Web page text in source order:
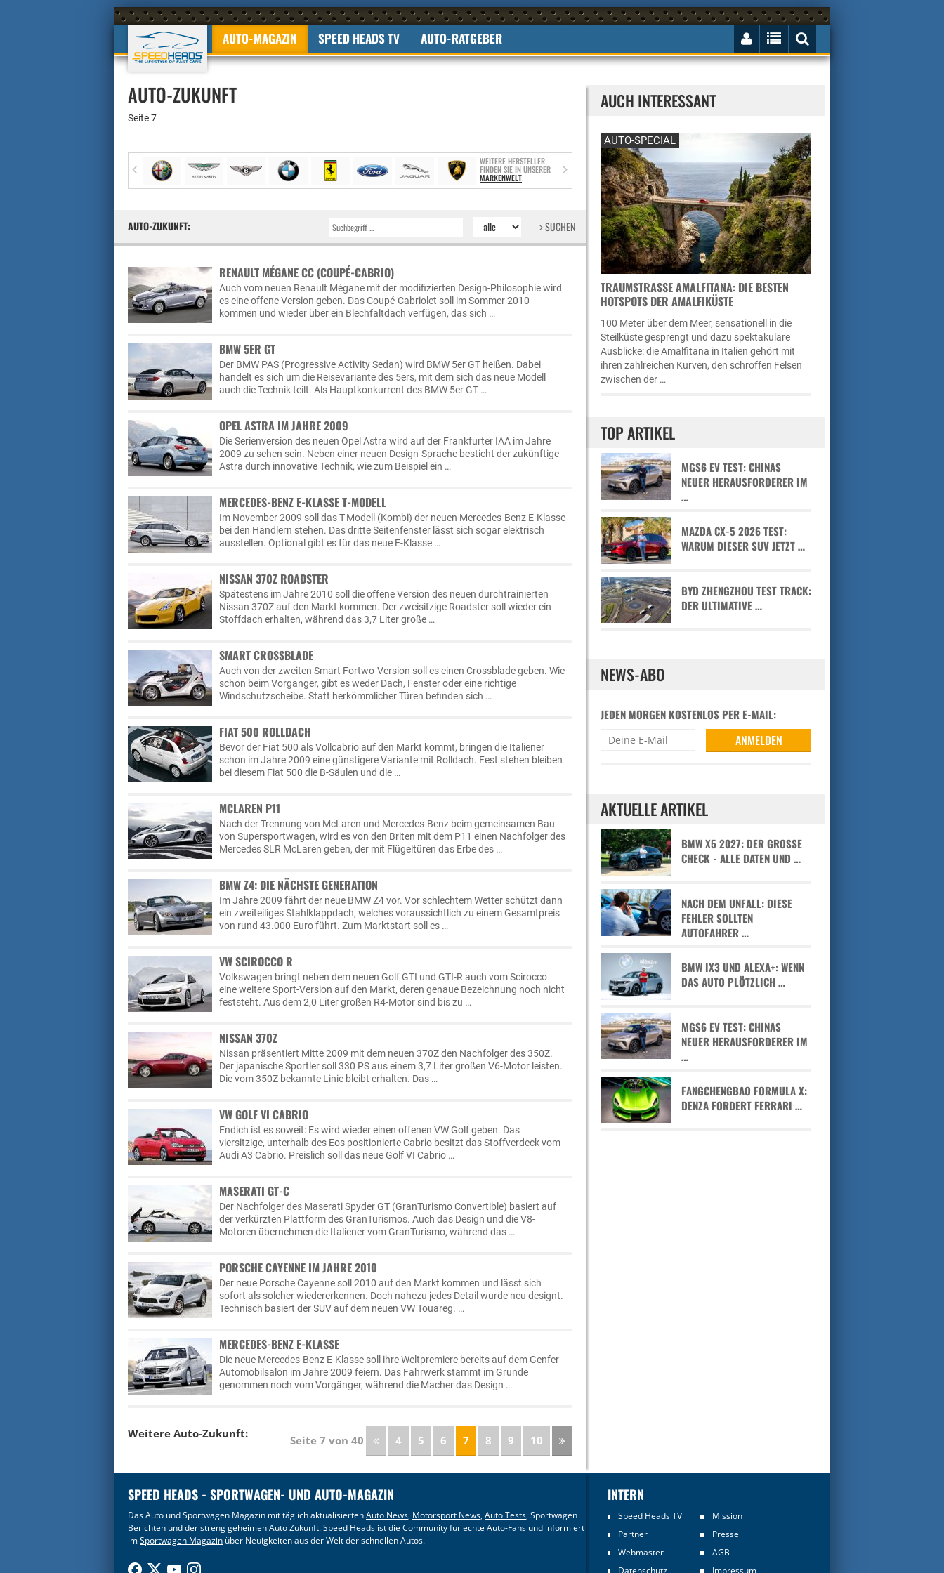
AUTO-MAGAZIN SPEED HEADS TV AUTO-RATGEBER
AUTO-ZUKUNFT
Seite 7
WEITERE HERSTELLER
FINDEN SIE IN UNSERER
MARKENWELT
AUTO-ZUKUNFT: SUCHEN
RENAULT MÉGANE CC (COUPÉ-CABRIO)
Auch vom neuen Renault Mégane mit der modifizierten Design-Philosophie wird
es eine offene Version geben. Das Coupé-Cabriolet soll im Sommer 2010
kommen und wieder über ein Blechfaltdach verfügen, das sich …
BMW 5ER GT
Der BMW PAS (Progressive Activity Sedan) wird BMW 5er GT heißen. Dabei
handelt es sich um die Reisevariante des 5ers, mit dem sich das neue Modell
auch die Technik teilt. Als Hauptkonkurrent des BMW 5er GT …
OPEL ASTRA IM JAHRE 2009
Die Serienversion des neuen Opel Astra wird auf der Frankfurter IAA im Jahre
2009 zu sehen sein. Neben einer neuen Design-Sprache besticht der zukünftige
Astra durch innovative Technik, wie zum Beispiel ein …
MERCEDES-BENZ E-KLASSE T-MODELL
Im November 2009 soll das T-Modell (Kombi) der neuen Mercedes-Benz E-Klasse
bei den Händlern stehen. Das dritte Seitenfenster lässt sich sogar elektrisch
ausstellen. Optional gibt es für das neue E-Klasse …
NISSAN 370Z ROADSTER
Spätestens im Jahre 2010 soll die offene Version des neuen durchtrainierten
Nissan 370Z auf den Markt kommen. Der zweisitzige Roadster soll wieder ein
Stoffdach erhalten, während das 3,7 Liter große …
SMART CROSSBLADE
Auch von der zweiten Smart Fortwo-Version soll es einen Crossblade geben. Wie
schon beim Vorgänger, gibt es weder Dach, Fenster oder eine richtige
Windschutzscheibe. Statt herkömmlicher Türen befinden sich …
FIAT 500 ROLLDACH
Bevor der Fiat 500 als Vollcabrio auf den Markt kommt, bringen die Italiener
schon im Jahre 2009 eine günstigere Variante mit Rolldach. Fest stehen bleiben
bei diesem Fiat 500 die B-Säulen und die …
MCLAREN P11
Nach der Trennung von McLaren und Mercedes-Benz beim gemeinsamen Bau
von Supersportwagen, wird es von den Briten mit dem P11 einen Nachfolger des
Mercedes SLR McLaren geben, der mit Flügeltüren das Erbe des …
BMW Z4: DIE NÄCHSTE GENERATION
Im Jahre 2009 fährt der neue BMW Z4 vor. Vor schlechtem Wetter schützt dann
ein zweiteiliges Stahlklappdach, welches voraussichtlich zu einem Gesamtpreis
von rund 43.000 Euro führt. Zum Marktstart soll es …
VW SCIROCCO R
Volkswagen bringt neben dem neuen Golf GTI und GTI-R auch vom Scirocco
eine weitere Sport-Version auf den Markt, deren genaue Bezeichnung noch nicht
feststeht. Aus dem 2,0 Liter großen R4-Motor sind bis zu …
NISSAN 370Z
Nissan präsentiert Mitte 2009 mit dem neuen 370Z den Nachfolger des 350Z.
Der japanische Sportler soll 330 PS aus einem 3,7 Liter großen V6-Motor leisten.
Die vom 350Z bekannte Linie bleibt erhalten. Das …
VW GOLF VI CABRIO
Endich ist es soweit: Es wird wieder einen offenen VW Golf geben. Das
viersitzige, unterhalb des Eos positionierte Cabrio besitzt das Stoffverdeck vom
Audi A3 Cabrio. Preislich soll das neue Golf VI Cabrio …
MASERATI GT-C
Der Nachfolger des Maserati Spyder GT (GranTurismo Convertible) basiert auf
der verkürzten Plattform des GranTurismos. Auch das Design und die V8-
Motoren übernehmen die Italiener vom GranTurismo, während das …
PORSCHE CAYENNE IM JAHRE 2010
Der neue Porsche Cayenne soll 2010 auf den Markt kommen und lässt sich
sofort als solcher wiedererkennen. Doch nahezu jedes Detail wurde neu designt.
Technisch basiert der SUV auf dem neuen VW Touareg. …
MERCEDES-BENZ E-KLASSE
Die neue Mercedes-Benz E-Klasse soll ihre Weltpremiere bereits auf dem Genfer
Automobilsalon im Jahre 2009 feiern. Das Fahrwerk stammt im Grunde
genommen noch vom Vorgänger, während die Macher das Design …
Weitere Auto-Zukunft: Seite 7 von 40 4 5 6 7 8 9 10
AUCH INTERESSANT
AUTO-SPECIAL
TRAUMSTRASSE AMALFITANA: DIE BESTEN H
OTSPOTS DER AMALFIKÜSTE
100 Meter über dem Meer, sensationell in die
Steilküste gesprengt und dazu spektakuläre
Ausblicke: die Amalfitana in Italien gehört mit
ihren zahlreichen Kurven, den schroffen Felsen
zwischen der …
TOP ARTIKEL
MGS6 EV TEST: CHINAS
NEUER HERAUSFORDERER IM
…
MAZDA CX-5 2026 TEST:
WARUM DIESER SUV JETZT …
BYD ZHENGZHOU TEST TRACK:
DER ULTIMATIVE …
NEWS-ABO
JEDEN MORGEN KOSTENLOS PER E-MAIL:
AKTUELLE ARTIKEL
BMW X5 2027: DER GROSSE C
HECK - ALLE DATEN UND …
NACH DEM UNFALL: DIESE
FEHLER SOLLTEN
AUTOFAHRER …
BMW IX3 UND ALEXA+: WENN
DAS AUTO PLÖTZLICH …
MGS6 EV TEST: CHINAS
NEUER HERAUSFORDERER IM
…
FANGCHENGBAO FORMULA X:
DENZA FORDERT FERRARI …
SPEED HEADS - SPORTWAGEN- UND AUTO-MAGAZIN
Das Auto und Sportwagen Magazin mit täglich aktualisiertenAuto News, Motorsport News,Auto Tests, Sportwagen
Berichten und der streng geheimenAuto Zukunft. Speed Heads ist die Community für echte Auto-Fans und informiert
imSportwagen Magazin über Neuigkeiten aus der Welt der schnellen Autos.
INTERN
Speed Heads TV
Mission
Partner
Presse
Webmaster
AGB
Datenschutz
Impressum